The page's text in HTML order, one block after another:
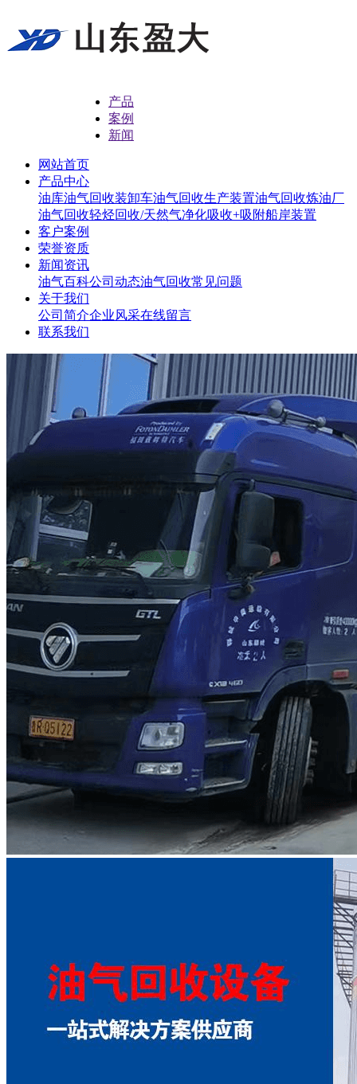
产品
案例
新闻
网站首页
产品中心
油库油气回收装卸车油气回收生产装置油气回收炼油厂
油气回收轻烃回收/天然气净化吸收+吸附船岸装置
客户案例
荣誉资质
新闻资讯
油气百科公司动态油气回收常见问题
关于我们
公司简介企业风采在线留言
联系我们